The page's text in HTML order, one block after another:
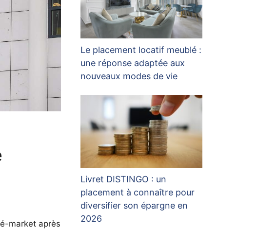
market après
Le placement locatif meublé :
une réponse adaptée aux
nouveaux modes de vie
Livret DISTINGO : un
placement à connaître pour
diversifier son épargne en
2026